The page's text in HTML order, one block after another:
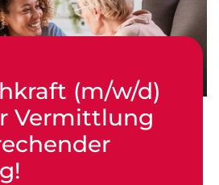
(m/w/d)
Vermittlung